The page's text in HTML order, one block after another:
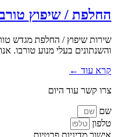
החלפת / שיפוץ
שירות שיפוץ / החלפת מגדש
והשנתונים בעלי מנוע טורבו.
קרא עוד ←
צרו קשר עוד היום
שם
טלפון